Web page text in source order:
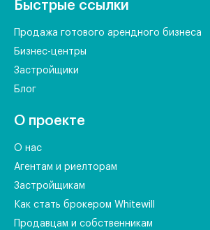
Быстрые ссылки
Продажа готового арендного бизнеса
Бизнес-центры
Застройщики
Блог
О проекте
О нас
Агентам и риелторам
Застройщикам
Как стать брокером Whitewill
Продавцам и собственникам